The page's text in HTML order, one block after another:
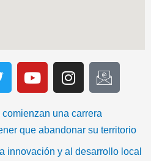
Y
o
t
u
b
I
n
t
a
g
I
c
-
e
una carrera
que abandonar su territorio
innovación y al desarrollo local